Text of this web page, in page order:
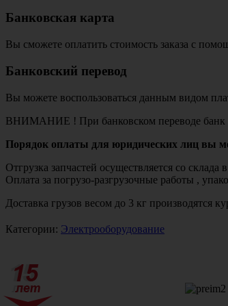
Банковская карта
Вы сможете оплатить стоимость заказа с
Банковский перевод
Вы можете воспользоваться данным видом
ВНИМАНИЕ ! При банковском переводе банк
Порядок оплаты для юридических лиц вы
Отгрузка запчастей осуществляется со
Оплата за погрузо-разгрузочные работы ,
Доставка грузов весом до 3 кг
Категории: Электрооборудование